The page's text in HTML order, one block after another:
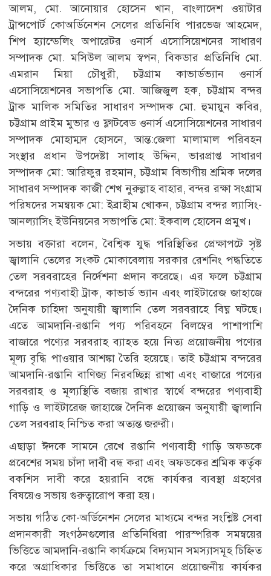
আলম, মো. আনোয়ার হোসেন খান, বাংলাদেশ ওয়াটার
ট্রান্সপোর্ট কোঅর্ডিনেশন সেলের প্রতিনিধি পারভেজ আহমেদ,
শিপ হ্যান্ডেলিং অপারেটর ওনার্স এসোসিয়েশনের সাধারণ
সম্পাদক মো. মসিউল আলম স্বপন, বিকডার প্রতিনিধি মো.
এমরান মিয়া চৌধুরী, চট্টগ্রাম কাভার্ডভ্যান ওনার্স
এসোসিয়েশনের সভাপতি মো. আজিজুল হক, চট্টগ্রাম বন্দর
ট্রাক মালিক সমিতির সাধারণ সম্পাদক মো. হুমায়ুন কবির,
চট্টগ্রাম প্রাইম মুভার ও ফ্লাটবেড ওনার্স এসোসিয়েশনের সাধারণ
সম্পাদক মোহাম্মদ হোসনে, আন্ত:জেলা মালামাল পরিবহন
সংস্থার প্রধান উপদেষ্টা সালাহ উদ্দিন, ভারপ্রাপ্ত সাধারণ
সম্পাদক মো: আরিফুর রহমান, চট্টগ্রাম বিভাগীয় শ্রমিক দলের
সাধারণ সম্পাদক কাজী শেখ নুরুল্লাহ বাহার, বন্দর রক্ষা সংগ্রাম
পরিষদের সমন্বয়ক মো: ইব্রাহীম খোকন, চট্টগ্রাম বন্দর ল্যাসিং-
আনল্যাসিং ইউনিয়নের সভাপতি মো: ইকবাল হোসেন প্রমুখ।
সভায় বক্তারা বলেন, বৈশ্বিক যুদ্ধ পরিস্থিতির প্রেক্ষাপটে সৃষ্ট
জ্বালানি তেলের সংকট মোকাবেলায় সরকার রেশনিং পদ্ধতিতে
তেল সরবরাহের নির্দেশনা প্রদান করেছে। এর ফলে চট্টগ্রাম
বন্দরের পণ্যবাহী ট্রাক, কাভার্ড ভ্যান এবং লাইটারেজ জাহাজে
দৈনিক চাহিদা অনুযায়ী জ্বালানি তেল সরবরাহে বিঘ্ন ঘটছে।
এতে আমদানি-রপ্তানি পণ্য পরিবহনে বিলম্বের পাশাপাশি
বাজারে পণ্যের সরবরাহ ব্যাহত হয়ে নিত্য প্রয়োজনীয় পণ্যের
মূল্য বৃদ্ধি পাওয়ার আশঙ্কা তৈরি হয়েছে। তাই চট্টগ্রাম বন্দরের
আমদানি-রপ্তানি বাণিজ্য নিরবচ্ছিন্ন রাখা এবং বাজারে পণ্যের
সরবরাহ ও মূল্যস্থিতি বজায় রাখার স্বার্থে বন্দরের পণ্যবাহী
গাড়ি ও লাইটারেজ জাহাজে দৈনিক প্রয়োজন অনুযায়ী জ্বালানি
তেল সরবরাহ নিশ্চিত করা অত্যন্ত জরুরী।
এছাড়া ঈদকে সামনে রেখে রপ্তানি পণ্যবাহী গাড়ি অফডকে
প্রবেশের সময় চাঁদা দাবী বন্ধ করা এবং অফডকের শ্রমিক কর্তৃক
বকশিস দাবী করে হয়রানি বন্ধে কার্যকর ব্যবস্থা গ্রহণের
বিষয়েও সভায় গুরুত্বারোপ করা হয়।
সভায় গঠিত কো-অর্ডিনেশন সেলের মাধ্যমে বন্দর সংশ্লিষ্ট সেবা
প্রদানকারী সংগঠনগুলোর প্রতিনিধিরা পারস্পরিক সমন্বয়ের
ভিত্তিতে আমদানি-রপ্তানি কার্যক্রমে বিদ্যমান সমস্যাসমূহ চিহ্নিত
করে অগ্রাধিকার ভিত্তিতে তা সমাধানে প্রয়োজনীয় কার্যকর